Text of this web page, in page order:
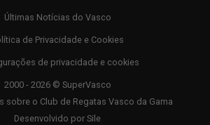
Últimas Notícias do Vasco
de Privacidade e Cookies
de privacidade e cookies
2000 - 2026 © SuperVasco
sobre o Club de Regatas Vasco da Gama
Desenvolvido por Sile